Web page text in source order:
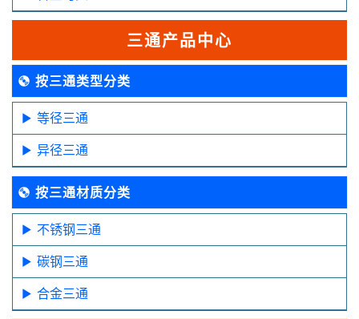
三通产品中心
按三通类型分类
等径三通
异径三通
按三通材质分类
不锈钢三通
碳钢三通
合金三通